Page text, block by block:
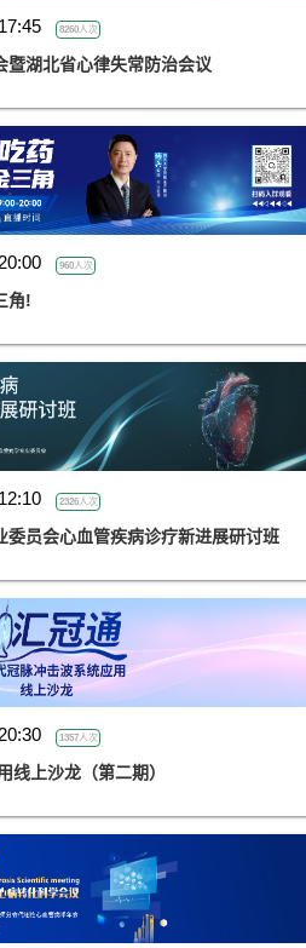
8260人次
暨湖北省心律失常防治会议
960人次
角!
2326人次
员会心血管疾病诊疗新进展研讨班
1357人次
线上沙龙（第二期）